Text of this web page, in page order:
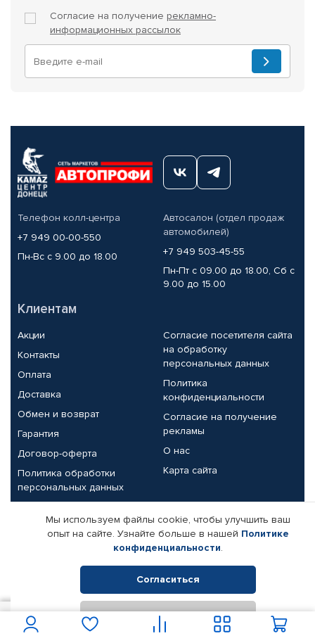
Согласие на получение рекламно-
информационных рассылок
Телефон колл-центра
+7 949 00-00-550
Пн-Вс с 9.00 до 18.00
Автосалон (отдел продаж
автомобилей)
+7 949 503-45-55
Пн-Пт с 09.00 до 18.00, Сб с
9.00 до 15.00
Клиентам
Акции
Контакты
Оплата
Доставка
Обмен и возврат
Гарантия
Договор-оферта
Политика обработки
персональных данных
Согласие посетителя сайта
на обработку
персональных данных
Политика
конфиденциальности
Согласие на получение
рекламы
О нас
Карта сайта
Партнерам
Корпоративным клиентам
Поставщикам
Реквизиты компании
© КАМАЗ ЦЕНТР ДОНЕЦК, 2015-2026. Все права защищены.
Интернет-магазин автомобильных товаров Автопрофи.
Мы используем файлы cookie, чтобы улучшить ваш
опыт на сайте. Узнайте больше в нашей Политике
конфиденциальности.
Согласиться
Отклонить
В корзину